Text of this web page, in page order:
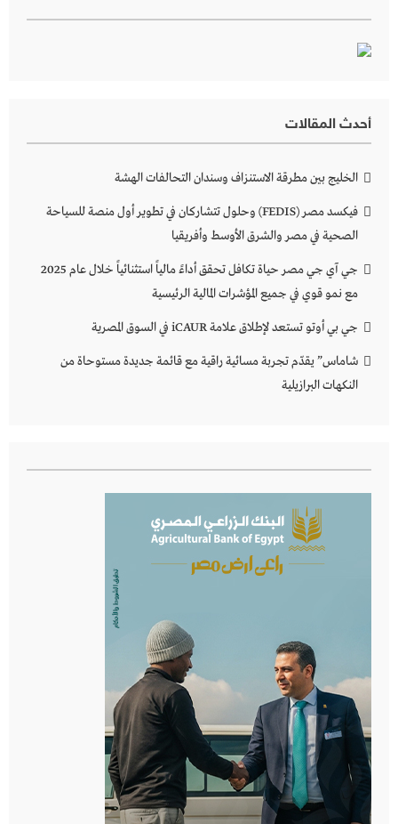
أحدث المقالات
الخليج بين مطرقة الاستنزاف وسندان التحالفات الهشة
فيكسد مصر (FEDIS) وحلول تتشاركان في تطوير أول منصة للسياحة
الصحية في مصر والشرق الأوسط وأفريقيا
جي آي جي مصر حياة تكافل تحقق أداءً مالياً استثنائياً خلال عام 2025
مع نمو قوي في جميع المؤشرات المالية الرئيسية
جي بي أوتو تستعد لإطلاق علامة iCAUR في السوق المصرية
شاماس” يقدّم تجربة مسائية راقية مع قائمة جديدة مستوحاة من
النكهات البرازيلية